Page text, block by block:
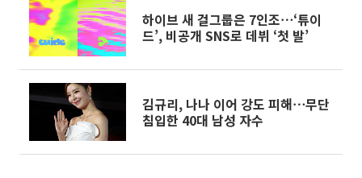
하이브 새 걸그룹은 7인조⋯‘튜이
드’, 비공개 SNS로 데뷔 ‘첫 발’
김규리, 나나 이어 강도 피해⋯무단
침입한 40대 남성 자수